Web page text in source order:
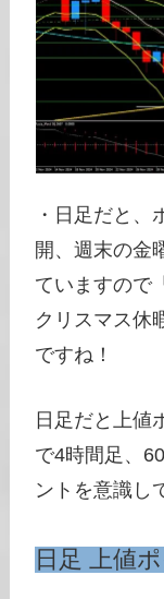
・日足だと、
開、週末の金
ていますので
クリスマス休
ですね！
日足だと上値
で4時間足、
ントを意識し
日足 上値